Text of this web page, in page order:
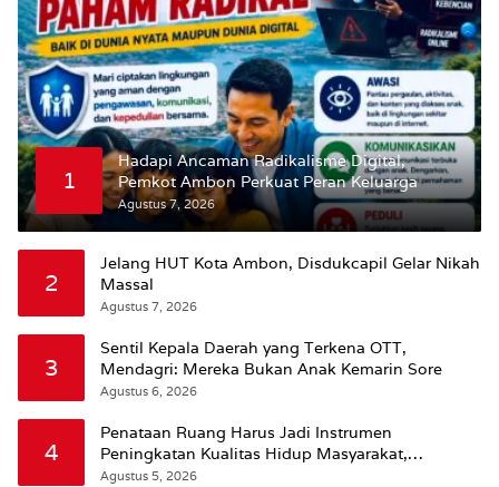
1
Hadapi Ancaman Radikalisme Digital,
Pemkot Ambon Perkuat Peran Keluarga
Agustus 7, 2026
2
Jelang HUT Kota Ambon, Disdukcapil Gelar Nikah
Massal
Agustus 7, 2026
3
Sentil Kepala Daerah yang Terkena OTT,
Mendagri: Mereka Bukan Anak Kemarin Sore
Agustus 6, 2026
4
Penataan Ruang Harus Jadi Instrumen
Peningkatan Kualitas Hidup Masyarakat,
Wattimena: Revisi RT-RW Ditetapkan Pemkot
Agustus 5, 2026